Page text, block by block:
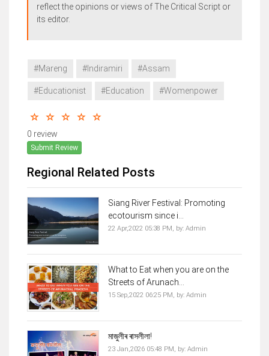
reflect the opinions or views of The Critical Script or
its editor.
#Mareng #Indiramiri #Assam
#Educationist #Education #Womenpower
0 review
Submit Review
Regional Related Posts
Siang River Festival: Promoting
ecotourism since i...
22 Apr,2022 05:38 PM, by: Admin
What to Eat when you are on the
Streets of Arunach...
15 Sep,2022 06:25 PM, by: Admin
মাজুলীৰ ৰাসলীলা!
23 Jan,2026 05:48 PM, by: Admin